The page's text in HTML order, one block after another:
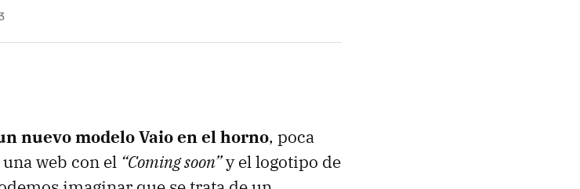
nuevo modelo Vaio en el horno, poca
web con el “Coming soon”y el logotipo de